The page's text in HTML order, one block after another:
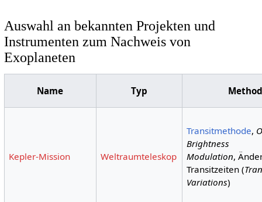
Auswahl an bekannten Projekten und
Instrumenten zum Nachweis von
Exoplaneten
Name Typ
Kepler-Mission Weltraumteleskop
Transitmethode,
Brightness
Modulation,
Transitzeiten (
Variations)